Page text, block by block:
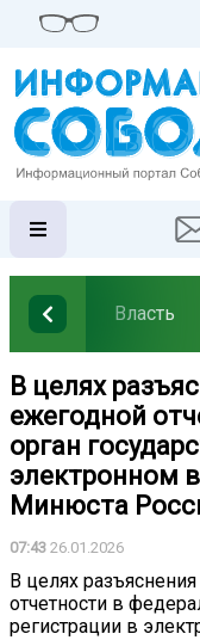
Власть
В целях
ежегодной
орган
электронном
Минюста
07:43 26.01.2026
В целях
отчетности в
регистрации в